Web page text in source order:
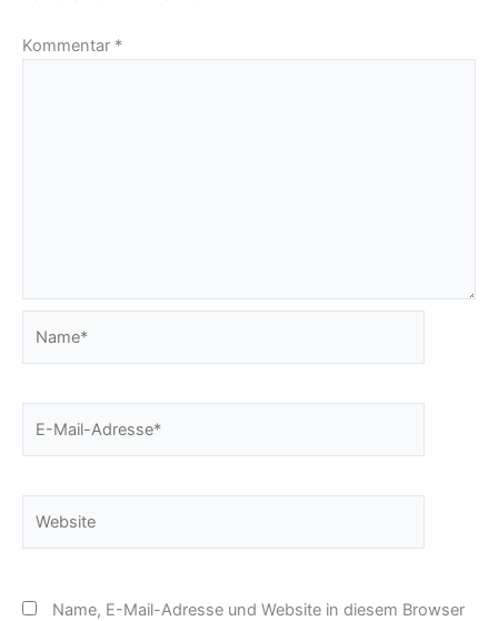
Kommentar *
Mail-
Name, E-Mail-Adresse und Website in diesem Browser